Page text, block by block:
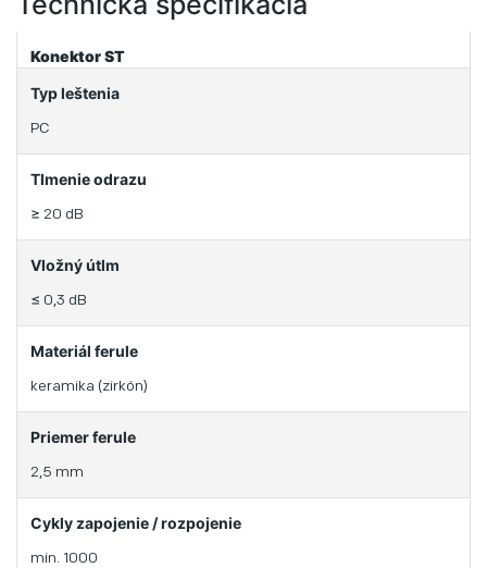
Konektor ST
Typ leštenia
PC
Tlmenie odrazu
≥ 20 dB
Vložný útlm
≤ 0,3 dB
Materiál ferule
keramika (zirkón)
Priemer ferule
2,5 mm
Cykly zapojenie / rozpojenie
min. 1000